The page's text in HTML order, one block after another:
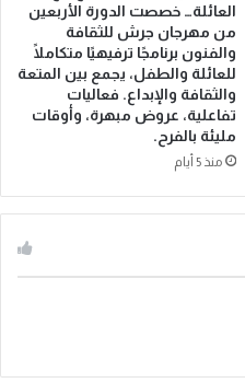
العائلة… خصصت الدورة الأربعين
من مهرجان جرش للثقافة
والفنون برنامجًا ترفيهيًا متكاملًا
للعائلة والطفل، يجمع بين المتعة
والثقافة والإبداع. فعاليات
تفاعلية، عروض مبهرة، وأوقات
مليئة بالفرح.
منذ 5 أيام